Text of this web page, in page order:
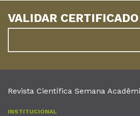
VALIDAR CERTIFICADO
Revista Científica Semana
INSTITUCIONAL